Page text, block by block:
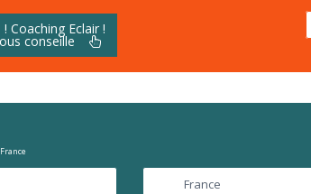
Coaching Eclair !
conseille